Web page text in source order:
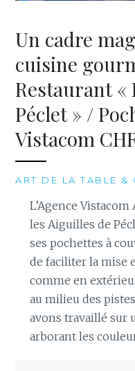
Un cadre
cuisine
Restaurant «
Péclet » /
Vistacom
ART DE LA TABLE &
L’Agence
les Aiguilles de
ses pochettes à
de faciliter la mise
comme en
au milieu des
avons travaillé sur
arborant les